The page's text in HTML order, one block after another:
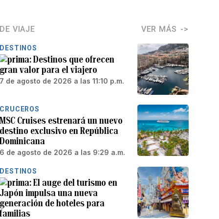
DE VIAJE VER MÁS
DESTINOS
Destinos que ofrecen
gran valor para el viajero
7 de agosto de 2026 a las 11:10 p.m.
CRUCEROS
MSC Cruises estrenará un nuevo
destino exclusivo en República
Dominicana
6 de agosto de 2026 a las 9:29 a.m.
DESTINOS
El auge del turismo en
Japón impulsa una nueva
generación de hoteles para
familias